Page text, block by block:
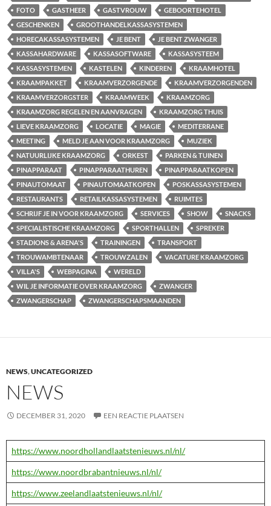
FOTO
GASTHEER GASTVROUW
GEBOORTEHOTEL
GESCHENKEN
GROOTHANDELKASSASYSTEMEN
HORECAKASSASYSTEMEN
JE BENT
JE BENT ZWANGER
KASSAHARDWARE
KASSASOFTWARE
KASSASYSTEEM
KASSASYSTEMEN
KASTELEN KINDEREN
KRAAMHOTEL
KRAAMPAKKET
KRAAMVERZORGENDE
KRAAMVERZORGENDEN
KRAAMVERZORGSTER
KRAAMWEEK
KRAAMZORG
KRAAMZORG REGELEN EN AANVRAGEN
KRAAMZORG THUIS
LIEVE KRAAMZORG
LOCATIE MAGIE
MEDITERRANE
MEETING
MELD JE AAN VOOR KRAAMZORG
MUZIEK
NATUURLIJKE KRAAMZORG
ORKEST
PARKEN & TUINEN
PINAPPARAAT
PINAPPARAATHUREN
PINAPPARAATKOPEN
PINAUTOMAAT
PINAUTOMAATKOPEN
POSKASSASYSTEMEN
RESTAURANTS
RETAILKASSASYSTEMEN
RUIMTES
SCHRIJF JE IN VOOR KRAAMZORG
SERVICES SHOW
SNACKS
SPECIALISTISCHE KRAAMZORG
SPORTHALLEN
SPREKER
STADIONS & ARENA'S
TRAININGEN
TRANSPORT
TROUWAMBTENAAR
TROUWZALEN
VACATURE KRAAMZORG
VILLA'S
WEBPAGINA
WERELD
WIL JE INFORMATIE OVER KRAAMZORG
ZWANGER
ZWANGERSCHAP
ZWANGERSCHAPSMAANDEN
NEWS,UNCATEGORIZED
NEWS
DECEMBER 31, 2020 EEN REACTIE PLAATSEN
https://www.noordhollandlaatstenieuws.nl/nl/
https://www.noordbrabantnieuws.nl/nl/
https://www.zeelandlaatstenieuws.nl/nl/